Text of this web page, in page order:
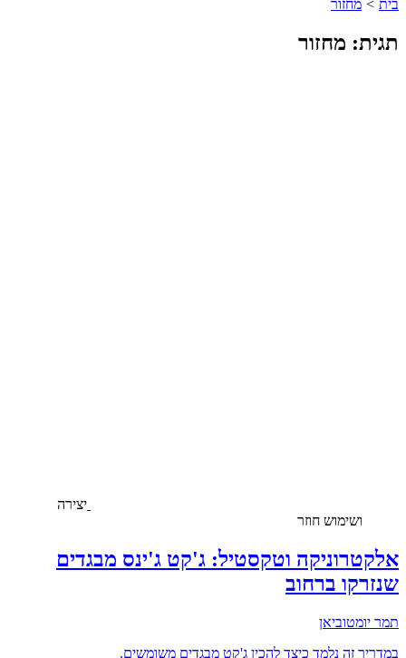
בית > מחזור
תגית: מחזור
יצירה
ושימוש חוזר
אלקטרוניקה וטקסטיל: ג'קט ג'ינס מבגדים
שנזרקו ברחוב
תמר יומטוביאן
במדריך זה נלמד כיצד להכין ג'קט מבגדים משומשים.